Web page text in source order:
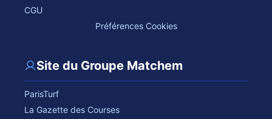
CGU
Préférences Cookies
Site du Groupe Matchem
ParisTurf
La Gazette des Courses